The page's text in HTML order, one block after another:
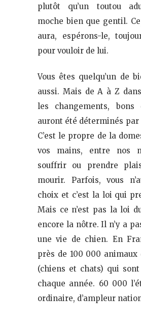
plutôt qu’un toutou
moche bien que gentil.
aura, espérons-le,
pour vouloir de lui.
Vous êtes quelqu’un de
aussi. Mais de A à Z
les changements, bons
auront été déterminés par
C’est le propre de la
vos mains, entre nos
souffrir ou prendre
mourir. Parfois, vous
choix et c’est la loi qui
Mais ce n’est pas la loi
encore la nôtre. Il n’y a
une vie de chien. En
près de 100 000 animaux
(chiens et chats) qui sont
chaque année. 60 000
ordinaire, d’ampleur